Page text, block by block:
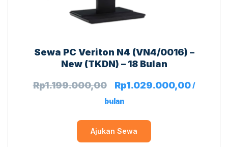
Sewa PC Veriton N4 (VN4/0016) –
New (TKDN) – 18 Bulan
Rp1.199.000,00 Rp1.029.000,00/
bulan
Ajukan Sewa